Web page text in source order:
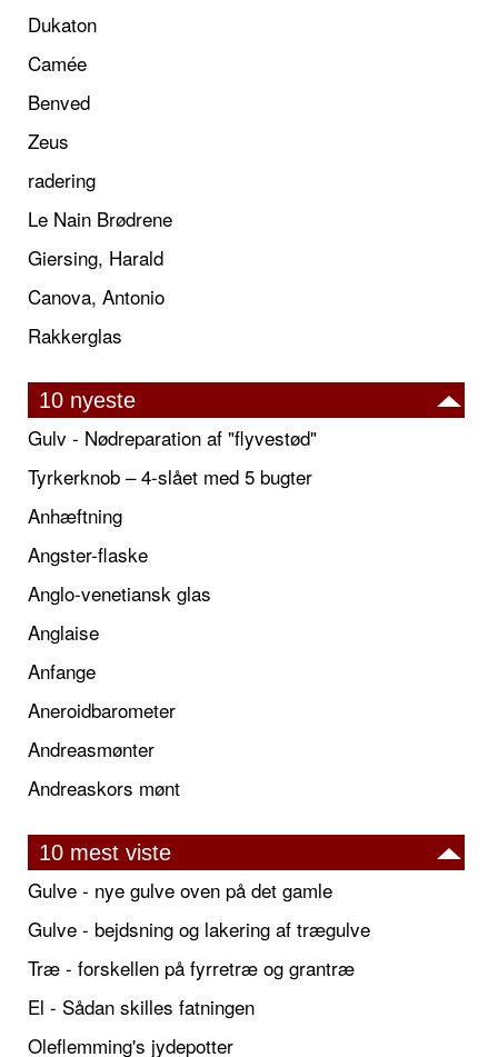
Dukaton
Camée
Benved
Zeus
radering
Le Nain Brødrene
Giersing, Harald
Canova, Antonio
Rakkerglas
10 nyeste
Gulv - Nødreparation af "flyvestød"
Tyrkerknob – 4-slået med 5 bugter
Anhæftning
Angster-flaske
Anglo-venetiansk glas
Anglaise
Anfange
Aneroidbarometer
Andreasmønter
Andreaskors mønt
10 mest viste
Gulve - nye gulve oven på det gamle
Gulve - bejdsning og lakering af trægulve
Træ - forskellen på fyrretræ og grantræ
El - Sådan skilles fatningen
Oleflemming's jydepotter